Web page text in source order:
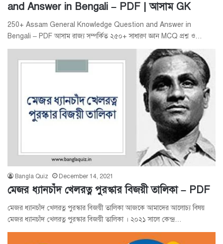
and Answer in Bengali – PDF | আসাম GK
250+ Assam General Knowledge Question and Answer in
Bengali – PDF আসাম রাজ্য সম্পর্কিত ২৫০+ সাধারণ জ্ঞান MCQ প্রশ্ন ও…
Bangla Quiz December 14, 2021
মেজর ধ্যানচাঁদ খেলরত্ন পুরস্কার বিজয়ী তালিকা – PDF
মেজর ধ্যানচাঁদ খেলরত্ন পুরস্কার বিজয়ী তালিকা আজকে আমাদের আলোচ্য বিষয়
মেজর ধ্যানচাঁদ খেলরত্ন পুরস্কার বিজয়ী তালিকা । ২০২১ সালে কেন্দ্র…